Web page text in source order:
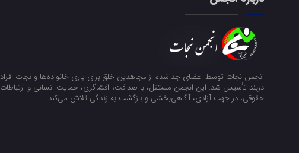
انجمن نجات توسط اعضای جداشده از مجاهدین خلق برای یاری خانواده‌ها و نجات افراد
دربند تأسیس شد. این انجمن مستقل، با صداقت، افشاگری، حمایت انسانی و ارتباطات
حقوقی، در جهت آزادی، آگاهی‌بخشی و بازگشت به زندگی تلاش می‌کند.